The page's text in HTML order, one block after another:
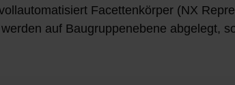
Facettenkörper (NX
auf Baugruppenebene abgelegt,